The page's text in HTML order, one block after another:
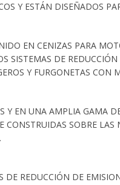
Y ESTÁN DISEÑADOS
EN CENIZAS PARA
SISTEMAS DE
Y FURGONETAS CON
Y EN UNA AMPLIA GAMA
CONSTRUIDAS SOBRE
REDUCCIÓN DE